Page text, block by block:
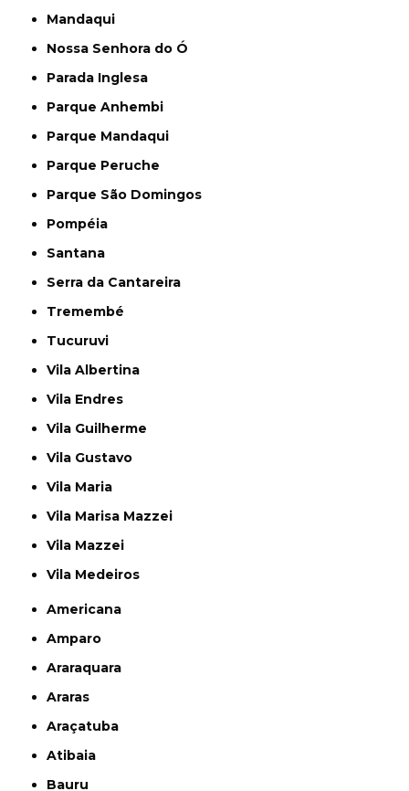
Mandaqui
Nossa Senhora do Ó
Parada Inglesa
Parque Anhembi
Parque Mandaqui
Parque Peruche
Parque São Domingos
Pompéia
Santana
Serra da Cantareira
Tremembé
Tucuruvi
Vila Albertina
Vila Endres
Vila Guilherme
Vila Gustavo
Vila Maria
Vila Marisa Mazzei
Vila Mazzei
Vila Medeiros
Americana
Amparo
Araraquara
Araras
Araçatuba
Atibaia
Bauru